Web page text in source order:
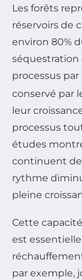
Les forêts
réservoirs de
environ 80%
séquestration
processus par
conservé par
leur
processus
études
continuent
rythme
pleine
Cette
est
par exemple,